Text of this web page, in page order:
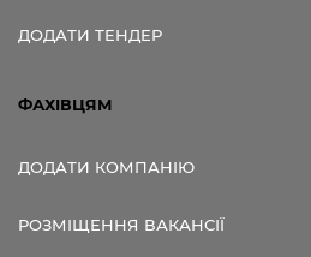
ДОДАТИ ТЕНДЕР
ФАХІВЦЯМ
ДОДАТИ КОМПАНІЮ
РОЗМІЩЕННЯ ВАКАНСІЇ